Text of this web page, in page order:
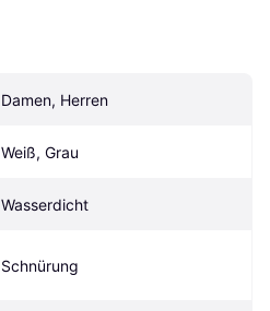
Damen, Herren
Weiß, Grau
Wasserdicht
Schnürung